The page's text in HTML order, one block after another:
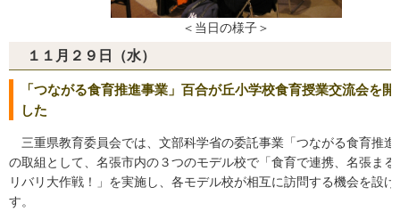
＜当日の様子＞
１１月２９日（水）
「つながる食育推進事業」百合が丘小学校食育授業交流会を開
した
三重県教育委員会では、文部科学省の委託事業「つながる食育推進
の取組として、名張市内の３つのモデル校で「食育で連携、名張まる
リバリ大作戦！」を実施し、各モデル校が相互に訪問する機会を設け
す。